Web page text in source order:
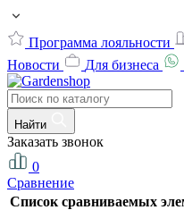
Программа лояльности
Новости
Для бизнеса
Найти
Заказать звонок
0
Сравнение
Список сравниваемых